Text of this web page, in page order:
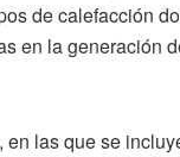
de calefacción
en la generación
las que se